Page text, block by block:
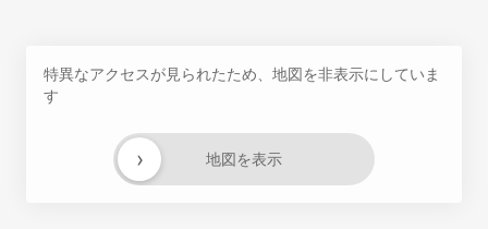
特異なアクセスが見られたため、地図を非表示にしていま
す
地図を表示
›